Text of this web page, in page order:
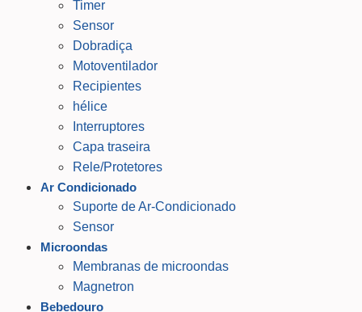
Timer
Sensor
Dobradiça
Motoventilador
Recipientes
hélice
Interruptores
Capa traseira
Rele/Protetores
Ar Condicionado
Suporte de Ar-Condicionado
Sensor
Microondas
Membranas de microondas
Magnetron
Bebedouro